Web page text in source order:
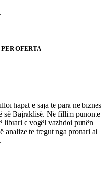
OFERTA
hapat e saja te para ne biznes
së Bajraklisë. Në fillim punonte
librari e vogël vazhdoi punën
analize te tregut nga pronari ai